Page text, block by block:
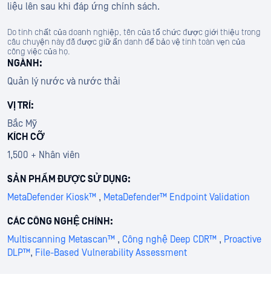
liệu lên sau khi đáp ứng chính sách.
Do tính chất của doanh nghiệp, tên của tổ chức được giới thiệu trong
câu chuyện này đã được giữ ẩn danh để bảo vệ tính toàn vẹn của
công việc của họ.
NGÀNH:
Quản lý nước và nước thải
VỊ TRÍ:
Bắc Mỹ
KÍCH CỠ
1,500 + Nhân viên
SẢN PHẨM ĐƯỢC SỬ DỤNG:
MetaDefender Kiosk™ , MetaDefender™ Endpoint Validation
CÁC CÔNG NGHỆ CHÍNH:
Multiscanning Metascan™ , Công nghệ Deep CDR™ , Proactive
DLP™, File-Based Vulnerability Assessment